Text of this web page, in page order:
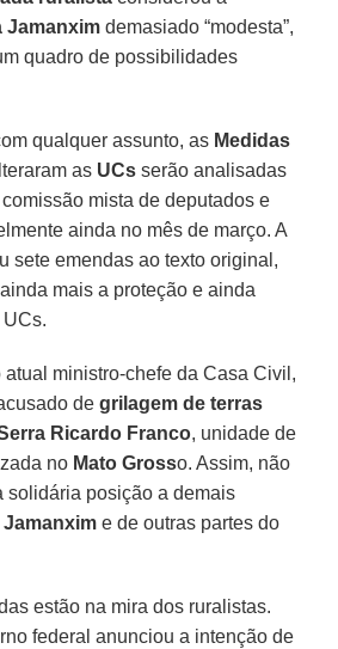
Jamanxim demasiado “modesta”,
quadro de possibilidades
qualquer assunto, as Medidas
as UCs serão analisadas
mista de deputados e
ainda no mês de março. A
sete emendas ao texto original,
mais a proteção e ainda
atual ministro-chefe da Casa Civil,
degrilagem de terras
Ricardo Franco, unidade de
no Mato Grosso. Assim, não
solidária posição a demais
e de outras partes do
estão na mira dos ruralistas.
federal anunciou a intenção de